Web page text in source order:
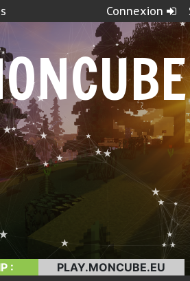
: PLAY.MONCUBE.EU
Connexion